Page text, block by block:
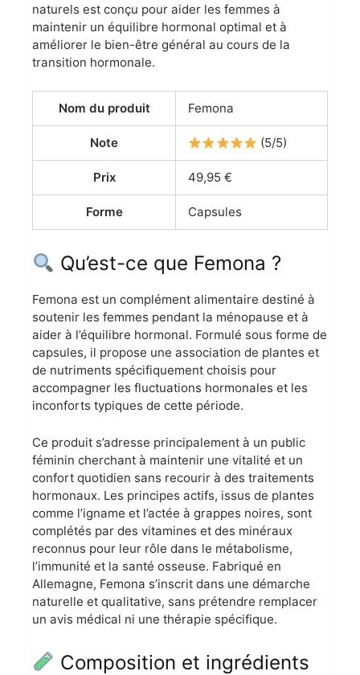
naturels est conçu pour aider les femmes à
maintenir un équilibre hormonal optimal et à
améliorer le bien-être général au cours de la
transition hormonale.
Nom du produit Femona
Note (5/5)
Prix 49,95 €
Forme Capsules
Qu’est-ce que Femona ?
Femona est un complément alimentaire destiné à
soutenir les femmes pendant la ménopause et à
aider à l’équilibre hormonal. Formulé sous forme de
capsules, il propose une association de plantes et
de nutriments spécifiquement choisis pour
accompagner les fluctuations hormonales et les
inconforts typiques de cette période.
Ce produit s’adresse principalement à un public
féminin cherchant à maintenir une vitalité et un
confort quotidien sans recourir à des traitements
hormonaux. Les principes actifs, issus de plantes
comme l’igname et l’actée à grappes noires, sont
complétés par des vitamines et des minéraux
reconnus pour leur rôle dans le métabolisme,
l’immunité et la santé osseuse. Fabriqué en
Allemagne, Femona s’inscrit dans une démarche
naturelle et qualitative, sans prétendre remplacer
un avis médical ni une thérapie spécifique.
Composition et ingrédients